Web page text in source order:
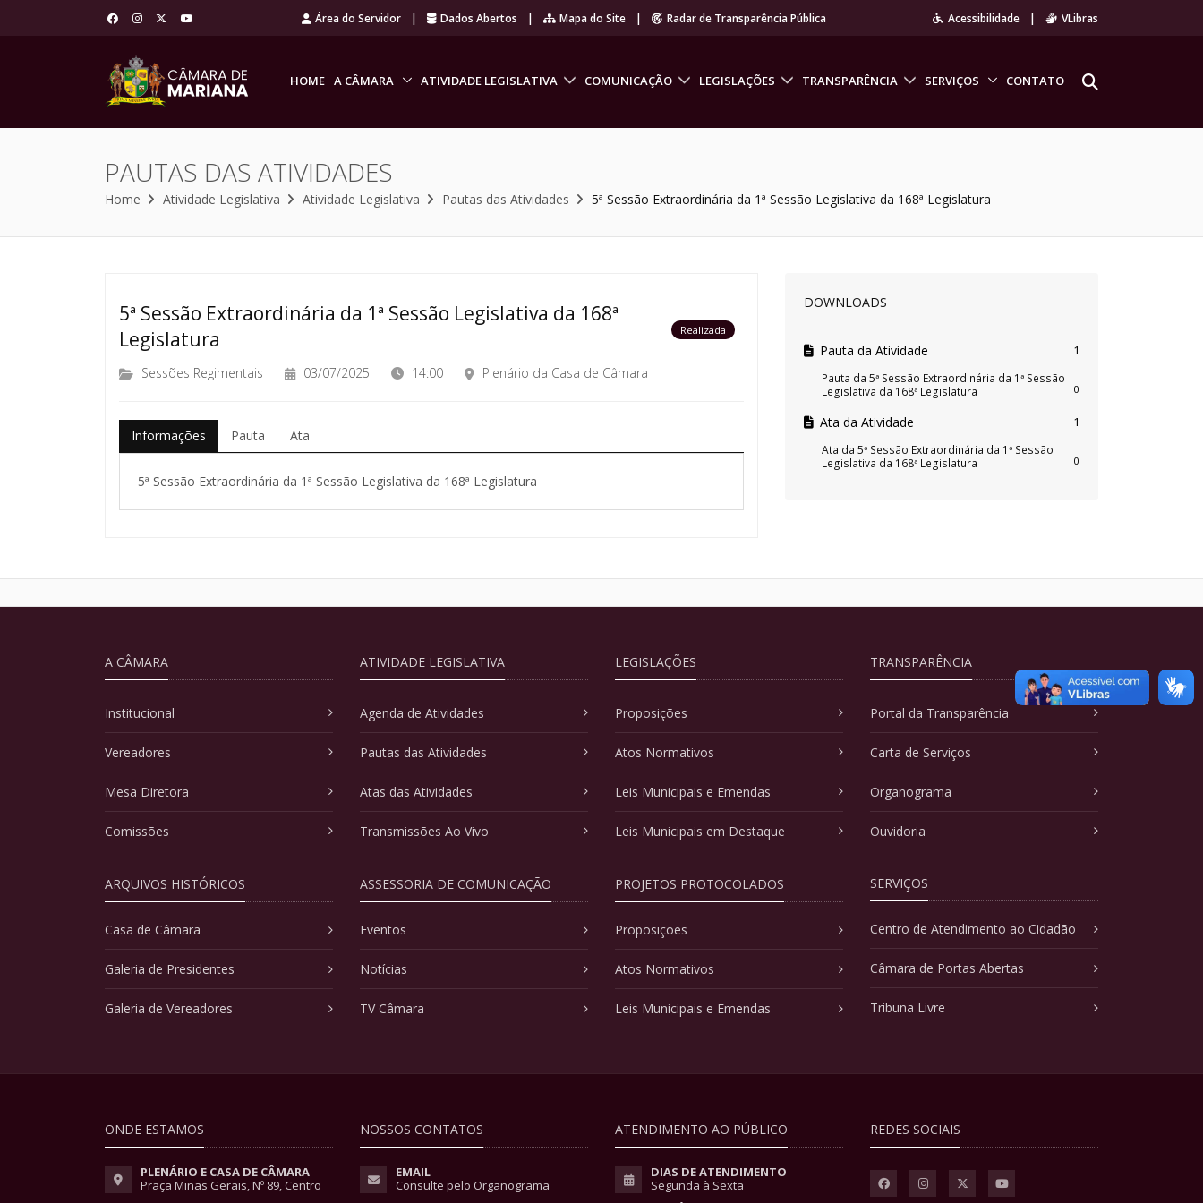
Área do Servidor | Dados Abertos | Mapa do Site | Radar de Transparência Pública Acessibilidade | VLibras
HOME A CÂMARA ATIVIDADE LEGISLATIVA COMUNICAÇÃO LEGISLAÇÕES TRANSPARÊNCIA SERVIÇOS CONTATO
PAUTAS DAS ATIVIDADES
Home Atividade Legislativa Atividade Legislativa Pautas das Atividades 5ª Sessão Extraordinária da 1ª Sessão Legislativa da 168ª Legislatura
5ª Sessão Extraordinária da 1ª Sessão Legislativa da 168ª
Legislatura
Realizada
Sessões Regimentais 03/07/2025 14:00 Plenário da Casa de Câmara
Informações Pauta Ata
5ª Sessão Extraordinária da 1ª Sessão Legislativa da 168ª Legislatura
DOWNLOADS
Pauta da Atividade 1
Pauta da 5ª Sessão Extraordinária da 1ª Sessão
Legislativa da 168ª Legislatura
0
Ata da Atividade 1
Ata da 5ª Sessão Extraordinária da 1ª Sessão
Legislativa da 168ª Legislatura
0
A CÂMARA
Institucional
Vereadores
Mesa Diretora
Comissões
ARQUIVOS HISTÓRICOS
Casa de Câmara
Galeria de Presidentes
Galeria de Vereadores
ATIVIDADE LEGISLATIVA
Agenda de Atividades
Pautas das Atividades
Atas das Atividades
Transmissões Ao Vivo
ASSESSORIA DE COMUNICAÇÃO
Eventos
Notícias
TV Câmara
LEGISLAÇÕES
Proposições
Atos Normativos
Leis Municipais e Emendas
Leis Municipais em Destaque
PROJETOS PROTOCOLADOS
Proposições
Atos Normativos
Leis Municipais e Emendas
TRANSPARÊNCIA
Portal da Transparência
Carta de Serviços
Organograma
Ouvidoria
SERVIÇOS
Centro de Atendimento ao Cidadão
Câmara de Portas Abertas
Tribuna Livre
ONDE ESTAMOS
PLENÁRIO E CASA DE CÂMARA
Praça Minas Gerais, Nº 89, Centro
NOSSOS CONTATOS
EMAIL
Consulte pelo Organograma
ATENDIMENTO AO PÚBLICO
DIAS DE ATENDIMENTO
Segunda à Sexta
REDES SOCIAIS